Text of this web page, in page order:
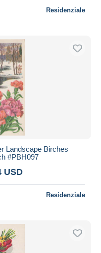
Residenziale
Landscape Birches
#PBH097
USD
Residenziale